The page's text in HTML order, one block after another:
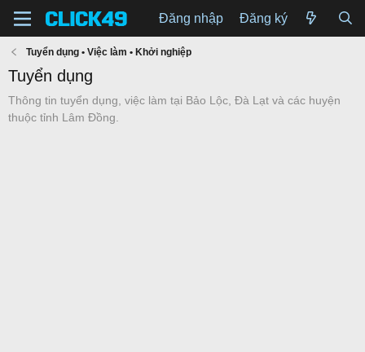
Đăng nhập Đăng ký
Tuyển dụng • Việc làm • Khởi nghiệp
Tuyển dụng
Thông tin tuyển dụng, việc làm tại Bảo Lộc, Đà Lạt và các huyện
thuộc tỉnh Lâm Đồng.